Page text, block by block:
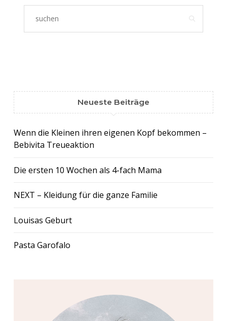
Neueste Beiträge
Wenn die Kleinen ihren eigenen Kopf bekommen –
Bebivita Treueaktion
Die ersten 10 Wochen als 4-fach Mama
NEXT – Kleidung für die ganze Familie
Louisas Geburt
Pasta Garofalo